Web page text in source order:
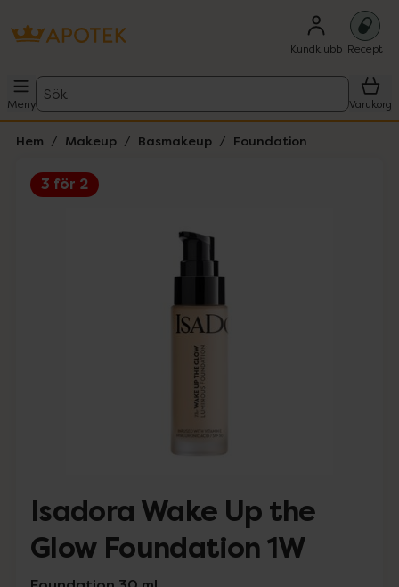
Kundklubb Recept
Meny
Sök
Varukorg
Hem Makeup Basmakeup Foundation
3 för 2
Lista: . Innehåller 4 objekt.
Isadora Wake Up the
Glow Foundation 1W